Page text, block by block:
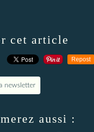
cet article
Repost
newsletter
aussi :